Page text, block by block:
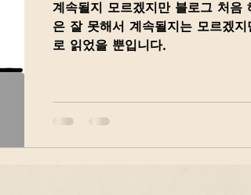
계속될지 모르겠지만 블로그 처음
은 잘 못해서 계속될지는 모르겠
로 읽었을 뿐입니다.